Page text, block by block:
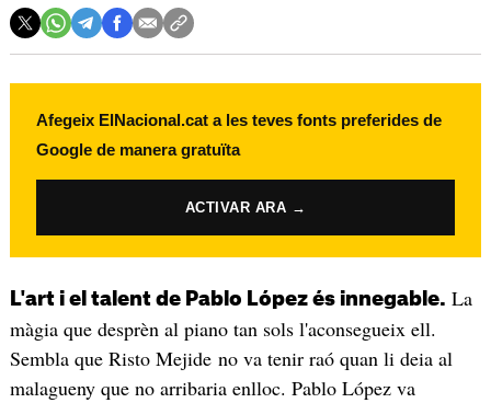
Afegeix ElNacional.cat a les teves fonts preferides de
Google de manera gratuïta
ACTIVAR ARA →
L'art i el talent de Pablo López és innegable. La
màgia que desprèn al piano tan sols l'aconsegueix ell.
Sembla que Risto Mejide no va tenir raó quan li deia al
malagueny que no arribaria enlloc. Pablo López va